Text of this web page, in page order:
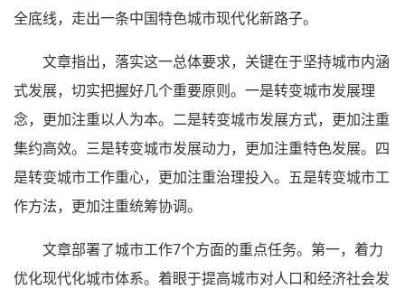
全底线，走出一条中国特色城市现代化新路子。
文章指出，落实这一总体要求，关键在于坚持城市内涵
式发展，切实把握好几个重要原则。一是转变城市发展理
念，更加注重以人为本。二是转变城市发展方式，更加注重
集约高效。三是转变城市发展动力，更加注重特色发展。四
是转变城市工作重心，更加注重治理投入。五是转变城市工
作方法，更加注重统筹协调。
文章部署了城市工作7个方面的重点任务。第一，着力
优化现代化城市体系。着眼于提高城市对人口和经济社会发